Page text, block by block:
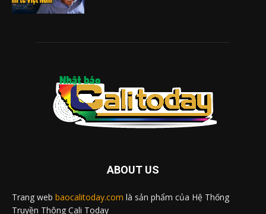
ABOUT US
Trang web baocalitoday.com là sản phẩm của Hệ Thống
Truyền Thông Cali Today